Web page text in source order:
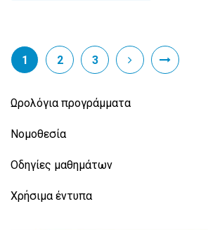
1 2 3
Ωρολόγια προγράμματα
Νομοθεσία
Οδηγίες μαθημάτων
Χρήσιμα έντυπα